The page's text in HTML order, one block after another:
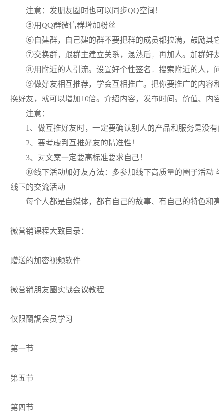
注意：发朋友圈时也可以同步QQ空间！
⑤用QQ群微信群增加粉丝
⑥自建群，自己建的群不要把群的成员都拉满，鼓励其
⑦交换群，跟群主建立关系，混熟后，再加人。加群好
⑧用附近的人引流。设置好个性签名，搜索附近的人，
⑨做好友相互推荐，学会互相推广。把你要推广的内容
换好友，就可以增加10倍。介绍内容，发布时间。价值、
注意：
1、做互推好友时，一定要确认别人的产品和服务是没有
2、要考虑到互推好友的精准性！
3、对文案一定要高标准要求自己！
⑩线下活动加好友方法：多参加线下高质量的圈子活动
线下的交流活动
每个人都是自媒体，都有自己的故事、有自己的特色和
微营销课程大致目录：
赠送的加密视频软件
微营销朋友圈实战会议教程
仅限蘭調会员学习
第一节
第五节
第四节